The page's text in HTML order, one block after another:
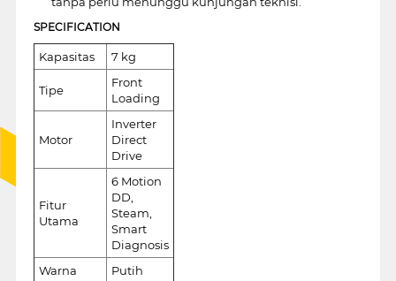
SPECIFICATION
Kapasitas 7 kg
Tipe
Front
Loading
Motor
Inverter
Direct
Drive
Fitur
Utama
6 Motion
DD,
Steam,
Smart
Diagnosis
Warna
Putih